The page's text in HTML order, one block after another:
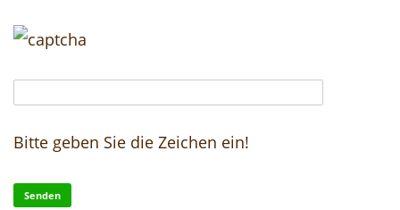
Bitte geben Sie die Zeichen ein!